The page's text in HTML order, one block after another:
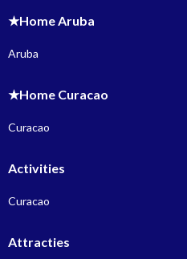
★Home Aruba
Aruba
★Home Curacao
Curacao
Activities
Curacao
Attracties